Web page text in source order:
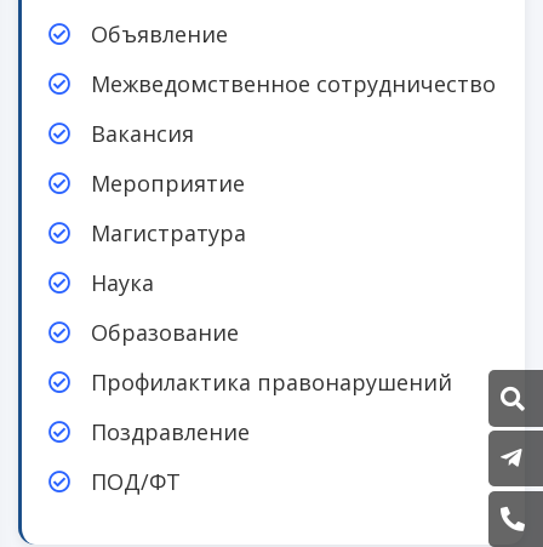
Объявление
Межведомственное сотрудничество
Вакансия
Мероприятие
Магистратура
Наука
Образование
Профилактика правонарушений
Поздравление
ПОД/ФТ